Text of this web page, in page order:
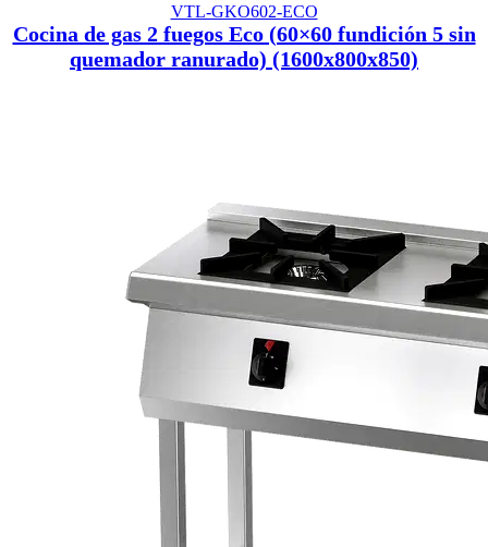
VTL-GKO602-ECO
Cocina de gas 2 fuegos Eco (60×60 fundición 5 sin
quemador ranurado) (1600x800x850)